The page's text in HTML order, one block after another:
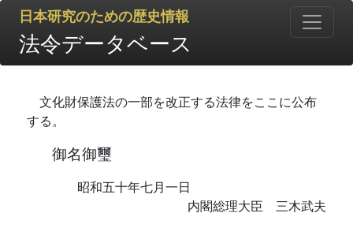
日本研究のための歴史情報
法令データベース
文化財保護法の一部を改正する法律をここに公布
する。
御名御璽
昭和五十年七月一日
内閣総理大臣 三木武夫